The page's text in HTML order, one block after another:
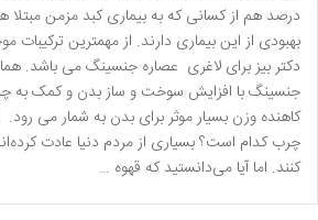
درصد هم از کسانی که به بیماری کبد مزمن
بهبودی از این بیماری دارند. از مهمترین ترکیبات
دکتر بیز برای لاغری عصاره جنسینگ می باشد.
جنسینگ با افزایش سوخت و ساز بدن و کمک به
کاهنده وزن بسیار موثر برای بدن به شمار می رود.
چرب کدام است؟ بسیاری از مردم دنیا عادت
کنند. اما آیا می­‌دانستید که قهوه …